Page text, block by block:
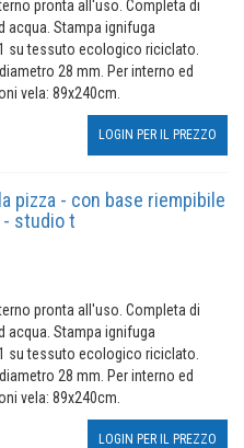
pronta all'uso. Completa di
acqua. Stampa ignifuga
su tessuto ecologico riciclato.
28 mm. Per interno ed
vela: 89x240cm.
LOGIN PER IL PREZZO
pizza - con base riempibile
- studio t
pronta all'uso. Completa di
acqua. Stampa ignifuga
su tessuto ecologico riciclato.
28 mm. Per interno ed
vela: 89x240cm.
LOGIN PER IL PREZZO